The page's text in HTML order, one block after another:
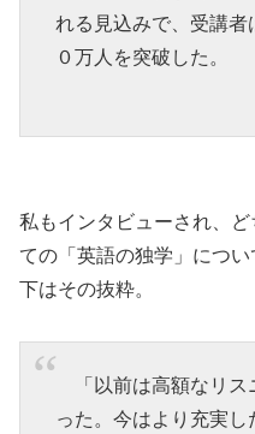
れる見込みで、受講者
０万人を突破した。
私もインタビューされ、
ての「英語の独学」につ
下はその抜粋。
「以前は高額なリス
った。今はより充実